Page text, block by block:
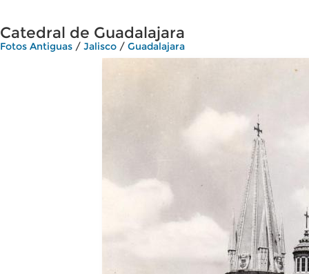
Catedral de Guadalajara
Fotos Antiguas / Jalisco / Guadalajara